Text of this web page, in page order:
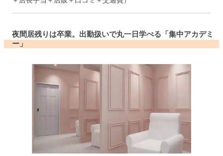
夜間居残りは卒業。出勤扱いで丸一日学べる「集中アカデミ
ー」